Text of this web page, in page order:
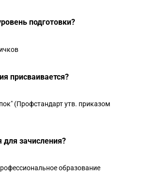
подготовки?
присваивается?
(Профстандарт утв. приказом
для зачисления?
образование